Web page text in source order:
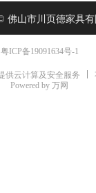
佛山市川页德家具有
粤ICP备19091634号-1
供云计算及安全服务
Powered by 万网